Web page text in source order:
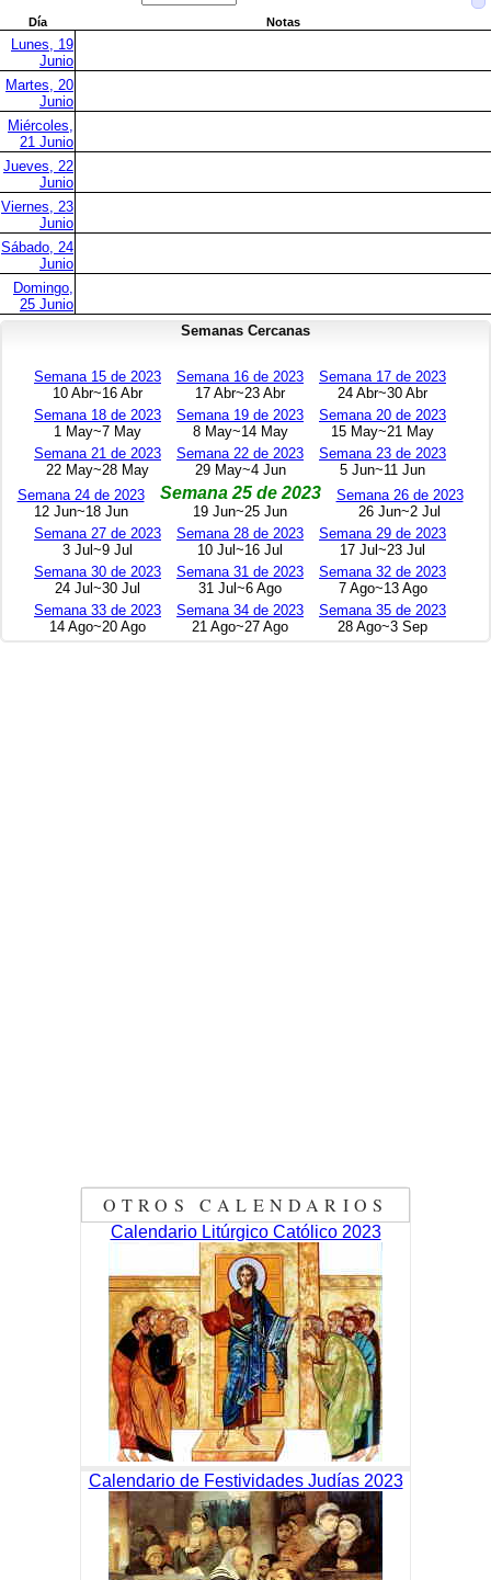
Día Notas
Lunes, 19
Junio
Martes, 20
Junio
Miércoles,
21 Junio
Jueves, 22
Junio
Viernes, 23
Junio
Sábado, 24
Junio
Domingo,
25 Junio
Semanas Cercanas
Semana 15 de 2023
10 Abr~16 Abr
Semana 16 de 2023
17 Abr~23 Abr
Semana 17 de 2023
24 Abr~30 Abr
Semana 18 de 2023
1 May~7 May
Semana 19 de 2023
8 May~14 May
Semana 20 de 2023
15 May~21 May
Semana 21 de 2023
22 May~28 May
Semana 22 de 2023
29 May~4 Jun
Semana 23 de 2023
5 Jun~11 Jun
Semana 24 de 2023
12 Jun~18 Jun
Semana 25 de 2023
19 Jun~25 Jun
Semana 26 de 2023
26 Jun~2 Jul
Semana 27 de 2023
3 Jul~9 Jul
Semana 28 de 2023
10 Jul~16 Jul
Semana 29 de 2023
17 Jul~23 Jul
Semana 30 de 2023
24 Jul~30 Jul
Semana 31 de 2023
31 Jul~6 Ago
Semana 32 de 2023
7 Ago~13 Ago
Semana 33 de 2023
14 Ago~20 Ago
Semana 34 de 2023
21 Ago~27 Ago
Semana 35 de 2023
28 Ago~3 Sep
OTROS CALENDARIOS
Calendario Litúrgico Católico 2023
Calendario de Festividades Judías 2023